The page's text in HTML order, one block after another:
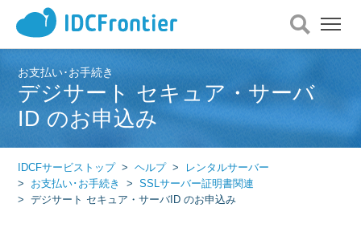
メ
ニ
ュ
を
お支払い･お手続き
デジサート セキュア・サーバ
ID のお申込み
IDCFサービストップ ヘルプ
レンタルサーバー
お支払い･お手続き
SSLサーバー証明書関連
デジサート セキュア・サーバID のお申込み